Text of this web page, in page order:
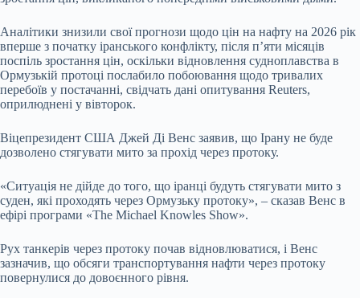
Аналітики знизили свої прогнози щодо цін на нафту на 2026 рік
вперше з початку іранського конфлікту, після п’яти місяців
поспіль зростання цін, оскільки відновлення судноплавства в
Ормузькій протоці послабило побоювання щодо тривалих
перебоїв у постачанні, свідчать дані опитування Reuters,
оприлюднені у вівторок.
Віцепрезидент США Джей Ді Венс заявив, що Ірану не буде
дозволено стягувати мито за прохід через протоку.
«Ситуація не дійде до того, що іранці будуть стягувати мито з
суден, які проходять через Ормузьку протоку», – сказав Венс в
ефірі програми «The Michael Knowles Show».
Рух танкерів через протоку почав відновлюватися, і Венс
зазначив, що обсяги транспортування нафти через протоку
повернулися до довоєнного рівня.